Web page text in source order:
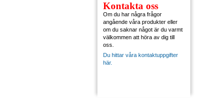
Kontakta oss
Om du har några frågor
angående våra produkter eller
om du saknar något är du varmt
välkommen att höra av dig till
oss.
Du hittar våra kontaktuppgifter
här.